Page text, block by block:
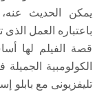
يمكن الحديث عنه،
باعتباره العمل
قصة الفيلم لها
تليفزيونى مع بابلو